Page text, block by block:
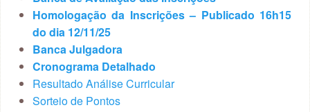
Homologação da Inscrições – Publicado 16h15
do dia 12/11/25
Banca Julgadora
Cronograma Detalhado
Resultado Análise Curricular
Sorteio de Pontos